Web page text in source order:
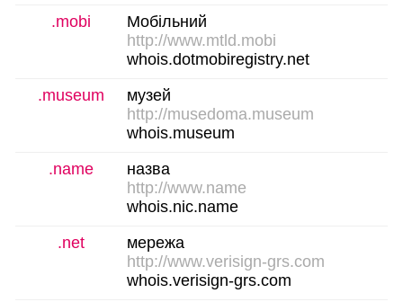
.mobi
Мобільний
http://www.mtld.mobi
whois.dotmobiregistry.net
.museum
музей
http://musedoma.museum
whois.museum
.name
назва
http://www.name
whois.nic.name
.net
мережа
http://www.verisign-grs.com
whois.verisign-grs.com